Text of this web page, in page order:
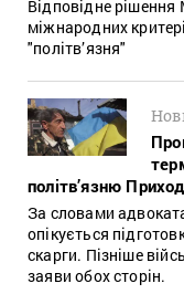
Відповідне рішення
міжнародних
"політв’язня"
політв’язню
За словами
опікується
скарги. Пізніше
заяви обох сторін.